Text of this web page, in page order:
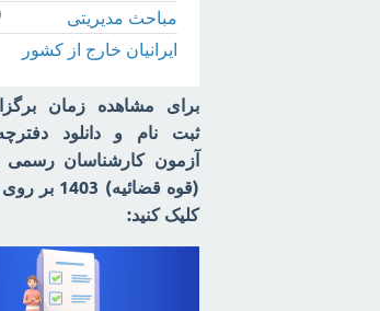
مباحث مدیریتی
ایرانیان خارج از کشور
برای مشاهده زمان
ثبت نام و دانلود
آزمون کارشناسان رسمی
(قوه قضائیه)
کلیک کنید: